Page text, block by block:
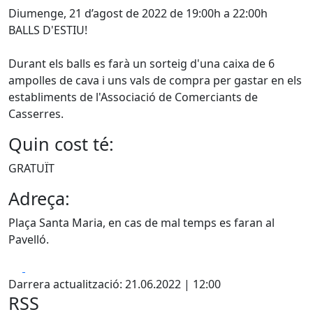
Diumenge, 21 d’agost de 2022 de 19:00h a 22:00h
BALLS D'ESTIU!
Durant els balls es farà un sorteig d'una caixa de 6
ampolles de cava i uns vals de compra per gastar en els
establiments de l'Associació de Comerciants de
Casserres.
Quin cost té:
GRATUÏT
Adreça:
Plaça Santa Maria, en cas de mal temps es faran al
Pavelló.
Darrera actualització: 21.06.2022 | 12:00
RSS